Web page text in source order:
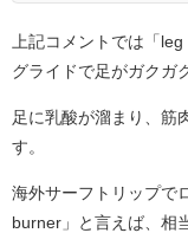
上記コメントでは「
グライドで足がガクガ
足に乳酸が溜まり、筋
す。
海外サーフトリップで
burner」と言えば、相